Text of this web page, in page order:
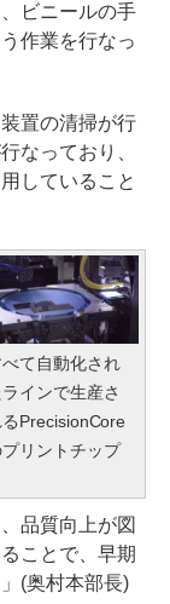
ビニールの手
作業を行なっ
置の清掃が行
なっており、
していること
て自動化され
インで生産さ
PrecisionCore
リントチップ
品質向上が図
ことで、早期
(奥村本部長)